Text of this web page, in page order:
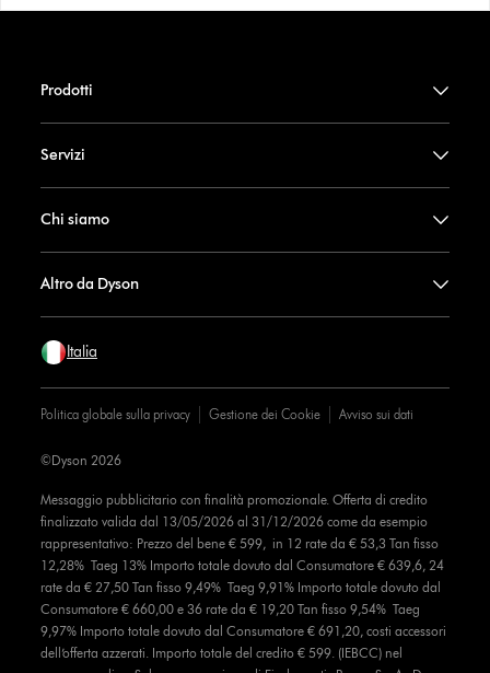
Prodotti
Servizi
Chi siamo
Altro da Dyson
Italia
Politica globale sulla privacy Gestione dei Cookie Avviso sui dati
Messaggio pubblicitario con finalità promozionale. Offerta di credito
finalizzato valida dal 13/05/2026 al 31/12/2026 come da esempio
rappresentativo: Prezzo del bene € 599, in 12 rate da € 53,3 Tan fisso
12,28% Taeg 13% Importo totale dovuto dal Consumatore € 639,6, 24
rate da € 27,50 Tan fisso 9,49% Taeg 9,91% Importo totale dovuto dal
Consumatore € 660,00 e 36 rate da € 19,20 Tan fisso 9,54% Taeg
9,97% Importo totale dovuto dal Consumatore € 691,20, costi accessori
dell’offerta azzerati. Importo totale del credito € 599. (IEBCC) nel
©Dyson 2026